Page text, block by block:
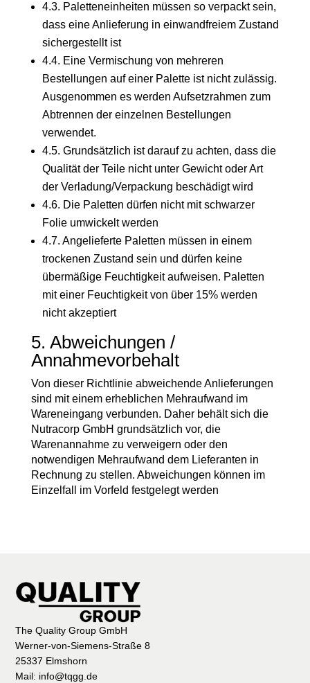
4.3. Paletteneinheiten müssen so verpackt sein,
dass eine Anlieferung in einwandfreiem Zustand
sichergestellt ist
4.4. Eine Vermischung von mehreren
Bestellungen auf einer Palette ist nicht zulässig.
Ausgenommen es werden Aufsetzrahmen zum
Abtrennen der einzelnen Bestellungen
verwendet.
4.5. Grundsätzlich ist darauf zu achten, dass die
Qualität der Teile nicht unter Gewicht oder Art
der Verladung/Verpackung beschädigt wird
4.6. Die Paletten dürfen nicht mit schwarzer
Folie umwickelt werden
4.7. Angelieferte Paletten müssen in einem
trockenen Zustand sein und dürfen keine
übermäßige Feuchtigkeit aufweisen. Paletten
mit einer Feuchtigkeit von über 15% werden
nicht akzeptiert
5. Abweichungen /
Annahmevorbehalt
Von dieser Richtlinie abweichende Anlieferungen
sind mit einem erheblichen Mehraufwand im
Wareneingang verbunden. Daher behält sich die
Nutracorp GmbH grundsätzlich vor, die
Warenannahme zu verweigern oder den
notwendigen Mehraufwand dem Lieferanten in
Rechnung zu stellen. Abweichungen können im
Einzelfall im Vorfeld festgelegt werden
The Quality Group GmbH
Werner-von-Siemens-Straße 8
25337 Elmshorn
Mail: info@tqgg.de